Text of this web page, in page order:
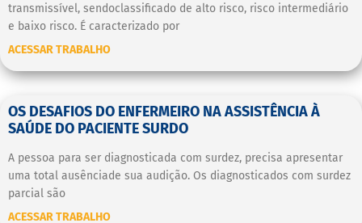
transmissível, sendoclassificado de alto risco, risco intermediário
e baixo risco. É caracterizado por
ACESSAR TRABALHO
OS DESAFIOS DO ENFERMEIRO NA ASSISTÊNCIA À
SAÚDE DO PACIENTE SURDO
A pessoa para ser diagnosticada com surdez, precisa apresentar
uma total ausênciade sua audição. Os diagnosticados com surdez
parcial são
ACESSAR TRABALHO